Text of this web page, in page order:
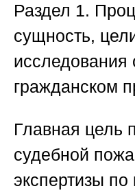
Раздел 1.
сущность,
исследования
гражданском
Главная цель
судебной
экспертизы